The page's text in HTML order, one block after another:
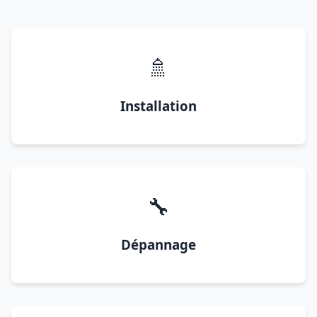
🚿
Installation
🔧
Dépannage